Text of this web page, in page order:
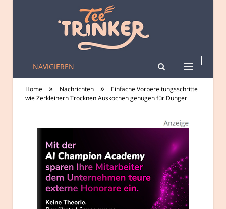
tee-trinker.de
NAVIGIEREN
Home » Nachrichten »
Einfache Vorbereitungsschritte
wie Zerkleinern Trocknen Auskochen genügen für Dünger